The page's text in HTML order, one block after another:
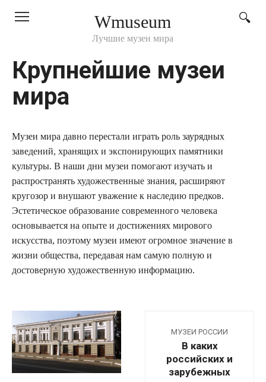
Wmuseum
Лучшие музеи мира
Крупнейшие музеи
мира
Музеи мира давно перестали играть роль заурядных
заведений, хранящих и экспонирующих памятники
культуры. В наши дни музеи помогают изучать и
распространять художественные знания, расширяют
кругозор и внушают уважение к наследию предков.
Эстетическое образование современного человека
основывается на опыте и достижениях мирового
искусства, поэтому музеи имеют огромное значение в
жизни общества, передавая нам самую полную и
достоверную художественную информацию.
МУЗЕИ РОССИИ
В каких
российских и
зарубежных